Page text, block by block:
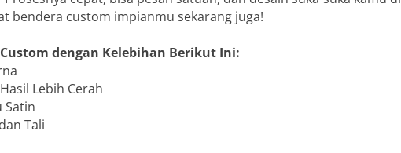
bendera custom impianmu sekarang juga!
dengan Kelebihan Berikut Ini:
Lebih Cerah
Satin
Tali